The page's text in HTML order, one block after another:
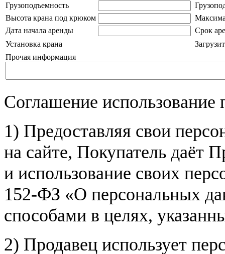
Грузоподъемность
Высота крана под крюком
Дата начала аренды
Срок
Установка крана
Прочая информация
Соглашение
1) Предоставляя свои
на сайте, Покупатель даёт
и использование своих
152-ФЗ «О персональных
способами в целях,
2) Продавец использует